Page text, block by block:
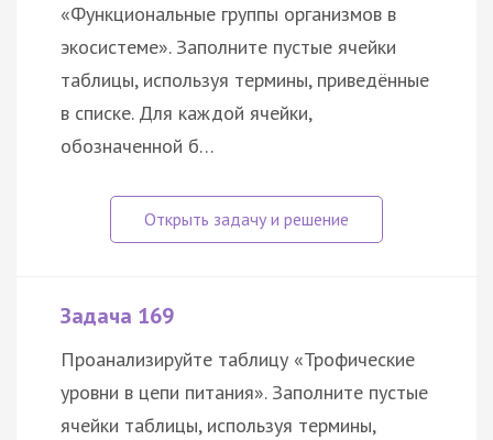
«Функциональные группы организмов в
экосистеме». Заполните пустые ячейки
таблицы, используя термины, приведённые
в списке. Для каждой ячейки,
обозначенной б…
Задача 169
Проанализируйте таблицу «Трофические
уровни в цепи питания». Заполните пустые
ячейки таблицы, используя термины,